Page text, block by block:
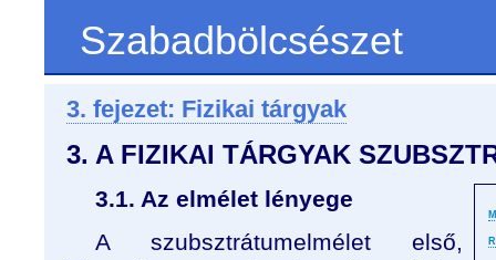
Szabadbölcsészet
3. fejezet: Fizikai tárgyak
3. A FIZIKAI TÁRGYAK
3.1. Az elmélet lényege
A szubsztrátumelmélet első,